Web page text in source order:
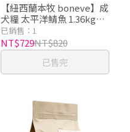
【紐西蘭本牧 boneve】成
犬糧 太平洋鯖魚 1.36kg｜
無穀 犬飼料
已銷售：1
NT$729NT$820
已售完